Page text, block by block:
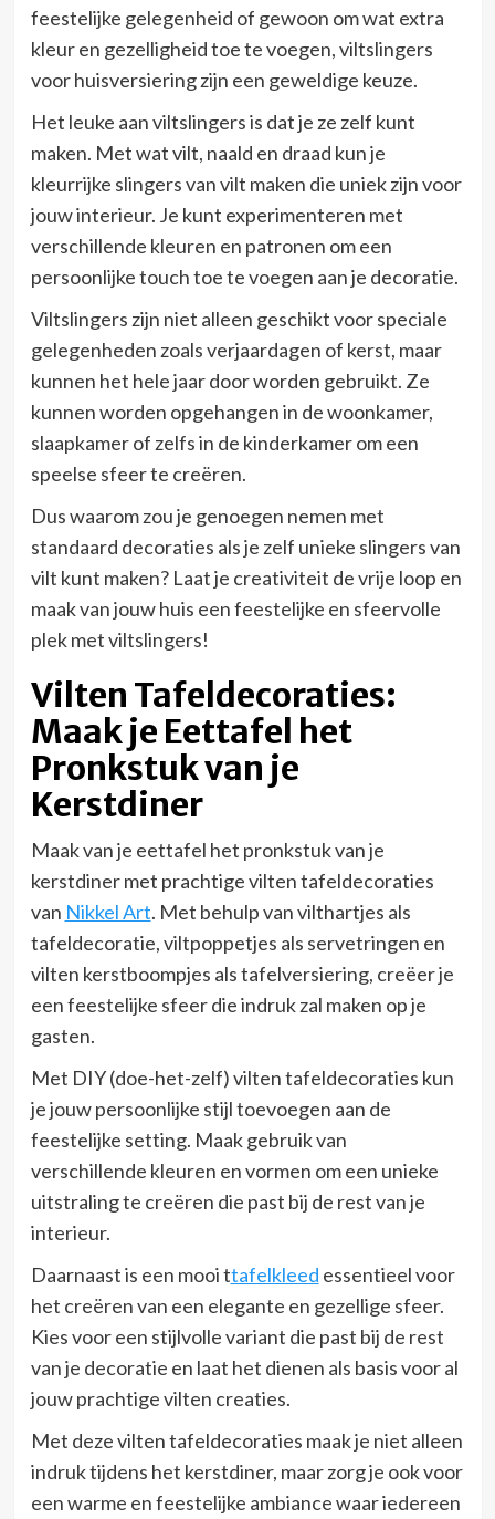
feestelijke gelegenheid of gewoon om wat extra
kleur en gezelligheid toe te voegen, viltslingers
voor huisversiering zijn een geweldige keuze.
Het leuke aan viltslingers is dat je ze zelf kunt
maken. Met wat vilt, naald en draad kun je
kleurrijke slingers van vilt maken die uniek zijn voor
jouw interieur. Je kunt experimenteren met
verschillende kleuren en patronen om een
persoonlijke touch toe te voegen aan je decoratie.
Viltslingers zijn niet alleen geschikt voor speciale
gelegenheden zoals verjaardagen of kerst, maar
kunnen het hele jaar door worden gebruikt. Ze
kunnen worden opgehangen in de woonkamer,
slaapkamer of zelfs in de kinderkamer om een
speelse sfeer te creëren.
Dus waarom zou je genoegen nemen met
standaard decoraties als je zelf unieke slingers van
vilt kunt maken? Laat je creativiteit de vrije loop en
maak van jouw huis een feestelijke en sfeervolle
plek met viltslingers!
Vilten Tafeldecoraties:
Maak je Eettafel het
Pronkstuk van je
Kerstdiner
Maak van je eettafel het pronkstuk van je
kerstdiner met prachtige vilten tafeldecoraties
van Nikkel Art. Met behulp van vilthartjes als
tafeldecoratie, viltpoppetjes als servetringen en
vilten kerstboompjes als tafelversiering, creëer je
een feestelijke sfeer die indruk zal maken op je
gasten.
Met DIY (doe-het-zelf) vilten tafeldecoraties kun
je jouw persoonlijke stijl toevoegen aan de
feestelijke setting. Maak gebruik van
verschillende kleuren en vormen om een unieke
uitstraling te creëren die past bij de rest van je
interieur.
Daarnaast is een mooi ttafelkleed essentieel voor
het creëren van een elegante en gezellige sfeer.
Kies voor een stijlvolle variant die past bij de rest
van je decoratie en laat het dienen als basis voor al
jouw prachtige vilten creaties.
Met deze vilten tafeldecoraties maak je niet alleen
indruk tijdens het kerstdiner, maar zorg je ook voor
een warme en feestelijke ambiance waar iedereen